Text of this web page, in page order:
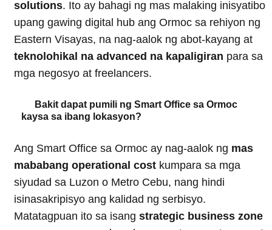
solutions. Ito ay bahagi ng mas malaking inisyatibo
upang gawing digital hub ang Ormoc sa rehiyon ng
Eastern Visayas, na nag-aalok ng abot-kayang at
teknolohikal na advanced na kapaligiran para sa
mga negosyo at freelancers.
Bakit dapat pumili ng Smart Office sa Ormoc
kaysa sa ibang lokasyon?
Ang Smart Office sa Ormoc ay nag-aalok ng mas
mababang operational cost kumpara sa mga
siyudad sa Luzon o Metro Cebu, nang hindi
isinasakripisyo ang kalidad ng serbisyo.
Matatagpuan ito sa isang strategic business zone